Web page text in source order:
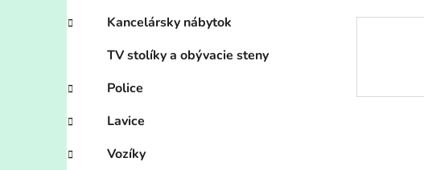
Kancelársky nábytok
TV stolíky a obývacie steny
Police
Lavice
Vozíky